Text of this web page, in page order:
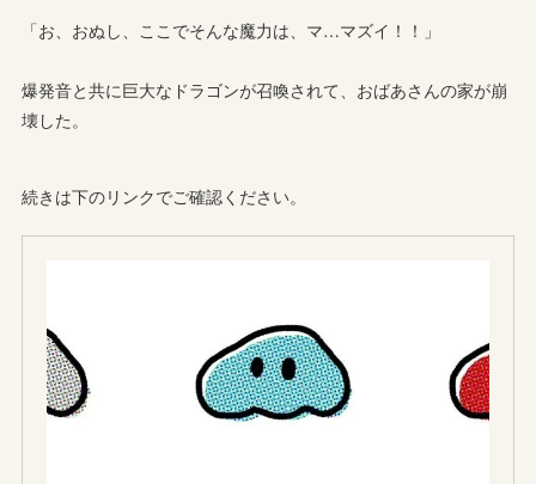
「お、おぬし、ここでそんな魔力は、マ…マズイ！！」
爆発音と共に巨大なドラゴンが召喚されて、おばあさんの家が崩
壊した。
続きは下のリンクでご確認ください。